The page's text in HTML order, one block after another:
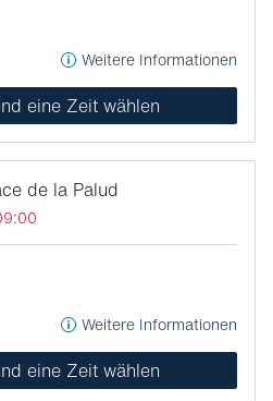
Weitere Informationen
eine Zeit wählen
de la Palud
Weitere Informationen
eine Zeit wählen